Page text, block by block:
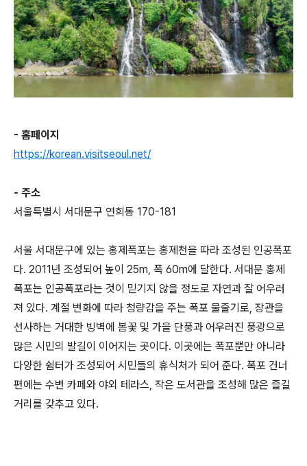
- 홈페이지
https://korean.visitseoul.net/
- 주소
서울특별시 서대문구 연희동 170-181
서울 서대문구에 있는 홍제폭포는 홍제천을 따라 조성된 인공폭포
다. 2011년 조성되어 높이 25m, 폭 60m에 달한다. 서대문 홍제
폭포는 인공폭포라는 것이 믿기지 않을 정도로 자연과 잘 어우러
져 있다. 계절 변화에 따라 청량감을 주는 폭포 물줄기로, 장관을
선사하는 거대한 빙벽에 봄꽃 및 가을 단풍과 어우러진 풍광으로
많은 시민의 발길이 이어지는 곳이다. 이곳에는 폭포뿐만 아니라
다양한 쉼터가 조성되어 시민들의 휴식처가 되어 준다. 폭포 건너
편에는 수변 카페와 야외 테라스, 작은 도서관을 조성해 많은 즐길
거리를 갖추고 있다.